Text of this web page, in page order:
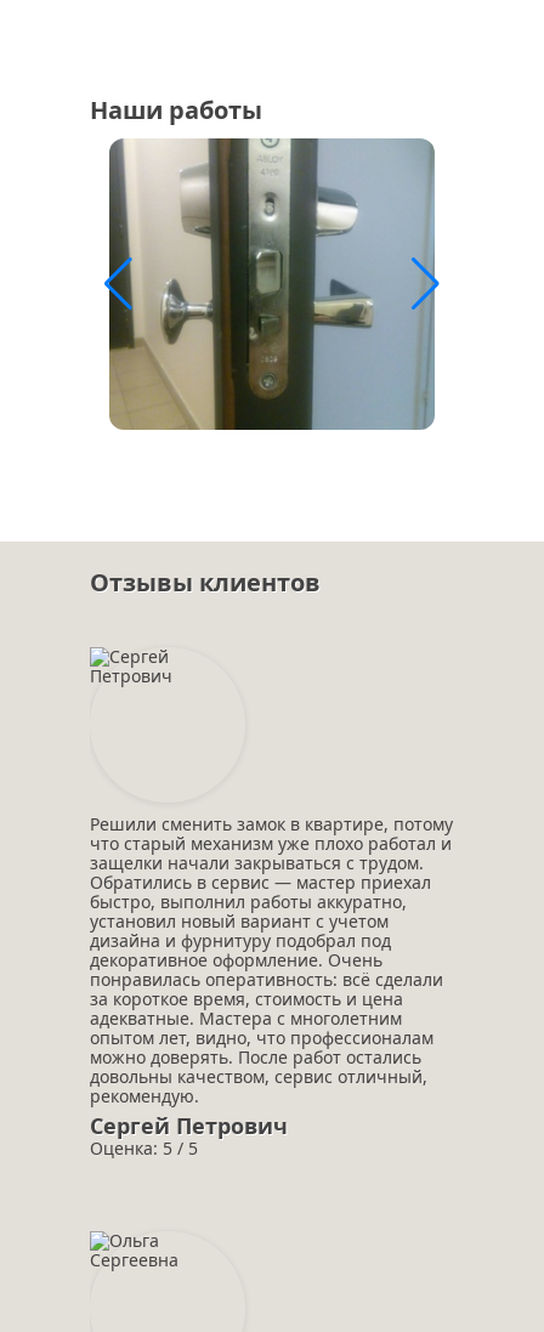
Наши работы
Отзывы клиентов
Решили сменить замок в квартире, потому
что старый механизм уже плохо работал и
защелки начали закрываться с трудом.
Обратились в сервис — мастер приехал
быстро, выполнил работы аккуратно,
установил новый вариант с учетом
дизайна и фурнитуру подобрал под
декоративное оформление. Очень
понравилась оперативность: всё сделали
за короткое время, стоимость и цена
адекватные. Мастера с многолетним
опытом лет, видно, что профессионалам
можно доверять. После работ остались
довольны качеством, сервис отличный,
рекомендую.
Сергей Петрович
Оценка: 5 / 5